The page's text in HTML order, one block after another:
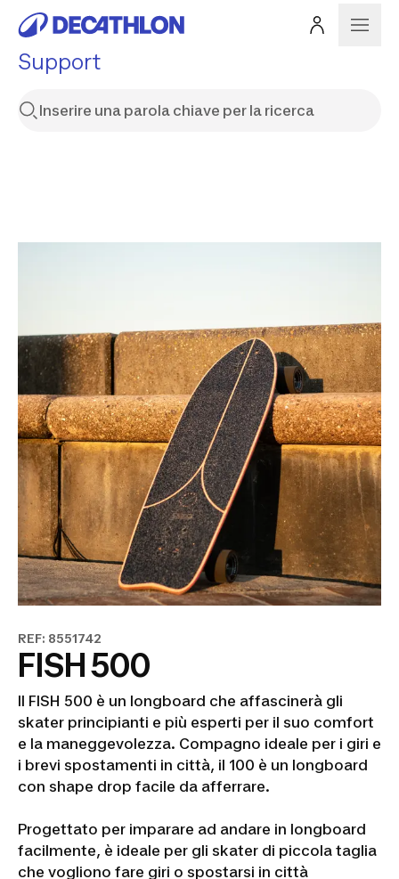
Support
REF: 8551742
FISH 500
Il FISH 500 è un longboard che affascinerà gli
skater principianti e più esperti per il suo comfort
e la maneggevolezza. Compagno ideale per i giri e
i brevi spostamenti in città, il 100 è un longboard
con shape drop facile da afferrare.
Progettato per imparare ad andare in longboard
facilmente, è ideale per gli skater di piccola taglia
che vogliono fare giri o spostarsi in città